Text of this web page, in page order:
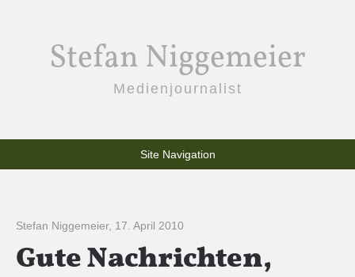
Stefan Niggemeier
Medienjournalist
Site Navigation
Stefan Niggemeier, 17. April 2010
Gute Nachrichten,